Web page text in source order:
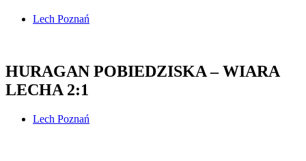
Lech Poznań
HURAGAN POBIEDZISKA – WIARA
LECHA 2:1
Lech Poznań